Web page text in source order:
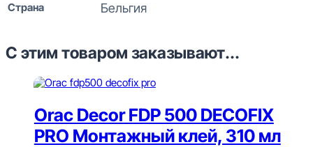
Страна Бельгия
С этим товаром заказывают...
Orac Decor FDP 500 DECOFIX
PRO Монтажный клей, 310 мл